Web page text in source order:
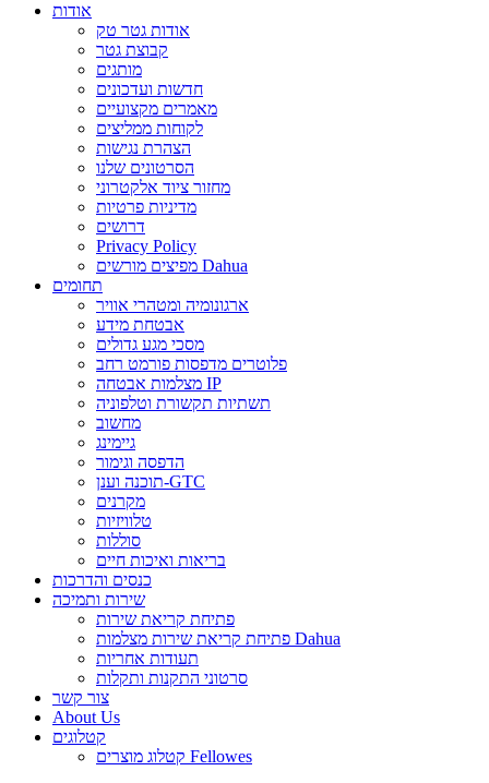
אודות
אודות גטר טק
קבוצת גטר
מותגים
חדשות ועדכונים
מאמרים מקצועיים
לקוחות ממליצים
הצהרת נגישות
הסרטונים שלנו
מחזור ציוד אלקטרוני
מדיניות פרטיות
דרושים
Privacy Policy
מפיצים מורשים Dahua
תחומים
ארגונומיה ומטהרי אוויר
אבטחת מידע
מסכי מגע גדולים
פלוטרים מדפסות פורמט רחב
מצלמות אבטחה IP
תשתיות תקשורת וטלפוניה
מחשוב
גיימינג
הדפסה וגימור
תוכנה וענן-GTC
מקרנים
טלוויזיות
סוללות
בריאות ואיכות חיים
כנסים והדרכות
שירות ותמיכה
פתיחת קריאת שירות
פתיחת קריאת שירות מצלמות Dahua
תעודות אחריות
סרטוני התקנות ותקלות
צור קשר
About Us
קטלוגים
קטלוג מוצרים Fellowes